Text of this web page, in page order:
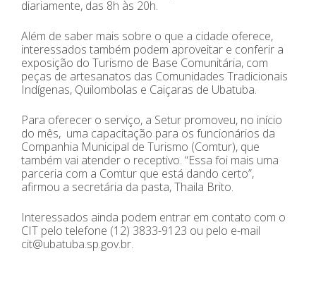
diariamente, das 8h às 20h.
Além de saber mais sobre o que a cidade oferece,
interessados também podem aproveitar e conferir a
exposição do Turismo de Base Comunitária, com
peças de artesanatos das Comunidades Tradicionais
Indígenas, Quilombolas e Caiçaras de Ubatuba.
Para oferecer o serviço, a Setur promoveu, no início
do mês, uma capacitação para os funcionários da
Companhia Municipal de Turismo (Comtur), que
também vai atender o receptivo. “Essa foi mais uma
parceria com a Comtur que está dando certo”,
afirmou a secretária da pasta, Thaila Brito.
Interessados ainda podem entrar em contato com o
CIT pelo telefone (12) 3833-9123 ou pelo e-mail
cit@ubatuba.sp.gov.br.